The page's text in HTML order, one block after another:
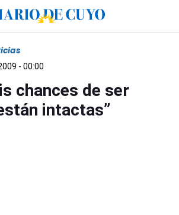
- 00:00
chances de ser
intactas”